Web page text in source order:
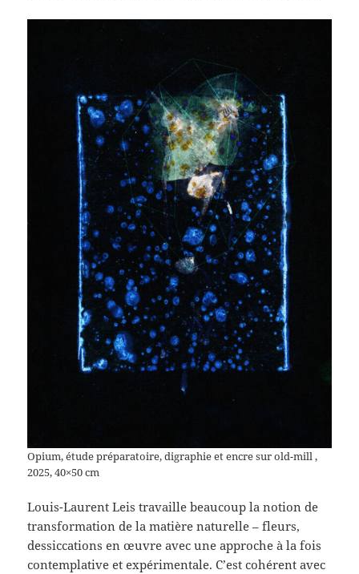
Opium, étude préparatoire, digraphie et encre sur old-mill ,
2025, 40×50 cm
Louis-Laurent Leis travaille beaucoup la notion de
transformation de la matière naturelle – fleurs,
dessiccations en œuvre avec une approche à la fois
contemplative et expérimentale. C’est cohérent avec